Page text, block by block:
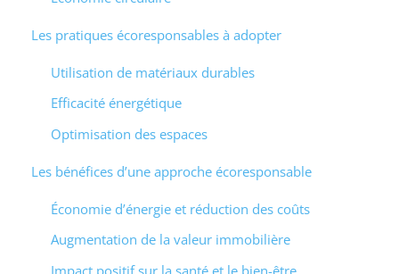
Les pratiques écoresponsables à adopter
Utilisation de matériaux durables
Efficacité énergétique
Optimisation des espaces
Les bénéfices d’une approche écoresponsable
Économie d’énergie et réduction des coûts
Augmentation de la valeur immobilière
Impact positif sur la santé et le bien-être